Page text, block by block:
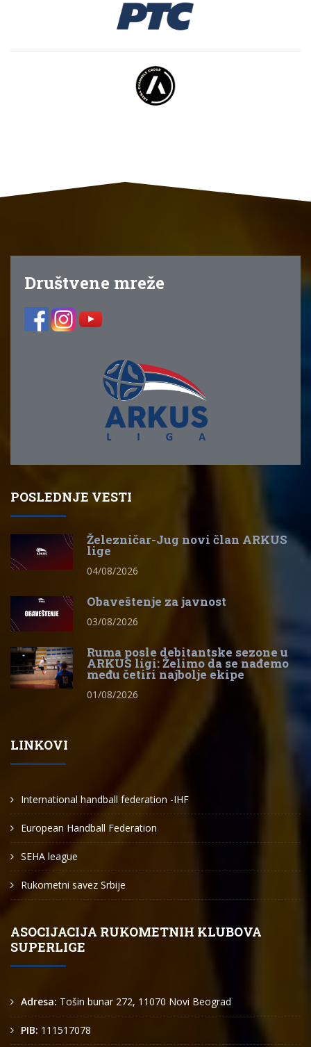
Društvene mreže
POSLEDNJE VESTI
Železničar-Jug novi član ARKUS
lige
04/08/2026
Obaveštenje za javnost
03/08/2026
Ruma posle debitantske sezone u
ARKUS ligi: Želimo da se nađemo
među četiri najbolje ekipe
01/08/2026
LINKOVI
International handball federation -IHF
European Handball Federation
SEHA league
Rukometni savez Srbije
ASOCIJACIJA RUKOMETNIH KLUBOVA
SUPERLIGE
Adresa: Tošin bunar 272, 11070 Novi Beograd
PIB: 111517078